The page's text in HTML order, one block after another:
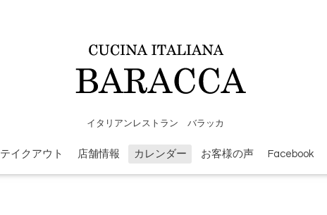
イタリアンレストラン バラッカ
テイクアウト 店舗情報 カレンダー お客様の声 Facebook